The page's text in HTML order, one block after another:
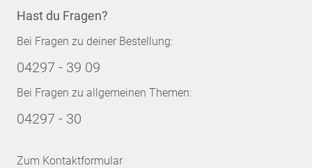
Hast du Fragen?
Bei Fragen zu deiner Bestellung:
04297 - 39 09
Bei Fragen zu allgemeinen Themen:
04297 - 30
Zum Kontaktformular